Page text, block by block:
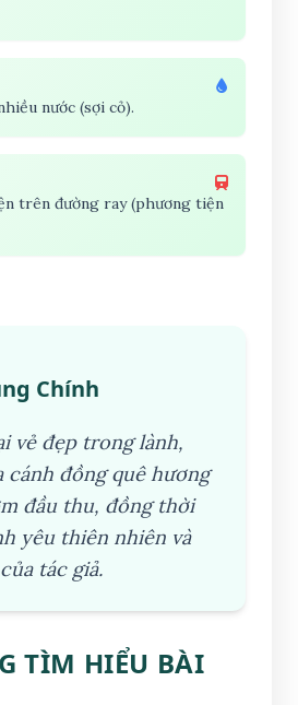
nước (sợi cỏ).
trên đường ray (phương tiện
Chính
vẻ đẹp trong lành,
cánh đồng quê hương
đầu thu, đồng thời
yêu thiên nhiên và
tác giả.
TÌM HIỂU BÀI